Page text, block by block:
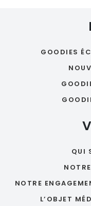
GOODIES
QUI
NOTRE
L’OBJET